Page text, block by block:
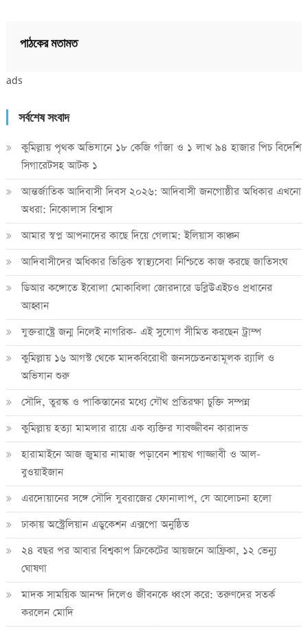
পাঠকের মতামত
ads
সর্বশেষ সংবাদ
কুমিল্লায় পৃথক অভিযানে ১৮ কেজি গাঁজা ও ১ লাখ ৯৪ হাজার পিচ বিদেশি
সিগারেটসহ আটক ১
আন্তর্জাতিক আদিবাসী দিবস ২০২৬: আদিবাসী জনগোষ্ঠীর অধিকার এখনো
অধরা: নিকোলাস বিশ্বাস
আমার স্বপ্ন আপনাদের কাছে দিয়ে গেলাম: ইলিয়াস কাঞ্চন
আদিবাসীদের অধিকার ভিত্তিক স্বাস্থ্যসেবা নিশ্চিতে কাজ করছে জাতিসংঘ
ডিআর কঙ্গোতে ইবোলা মোকাবিলা জোরদারে ডব্লিউএইচও প্রধানের
আহ্বান
যুক্তরাষ্ট্রে জন্ম নিলেই নাগরিক- এই সুযোগ সীমিত করছেন ট্রাম্প
কুমিল্লায় ১৬ আগস্ট থেকে মাদকবিরোধী জনসচেতনতামূলক র‍্যালি ও
অভিযান শুরু
সৌদি, তুরস্ক ও পাকিস্তানের মধ্যে যৌথ প্রতিরক্ষা চুক্তি সম্পন্ন
কুমিল্লায় হত্যা মামলার রায়ে এক ব্যক্তির যাবজ্জীবন কারাদন্ড
হারামাইনে আজ জুমার নামাজ পড়াবেন শায়খ গাজ্জাবী ও আল-
বুওয়াইজান
এরদোয়ানের সঙ্গে সৌদি যুবরাজের ফোনালাপ, যে আলোচনা হলো
ঢাকায় অস্ট্রেলিয়ান এডুকেশন এক্সপো অনুষ্ঠিত
২৪ বছর পর আবার বিশ্বকাপ ক্রিকে‌টের আয়জনে আফ্রিকা, ১২ ভেন্যু
ঘোষণা
মাদক সাময়িক আনন্দ দিলেও জীবনকে ধ্বংস করে: তরুণদের সতর্ক
করলেন মোদি